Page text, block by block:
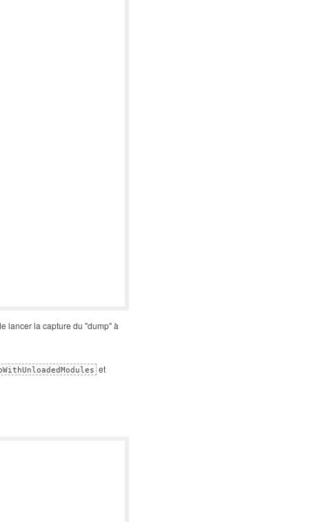
lancer la capture du "dump" à
et